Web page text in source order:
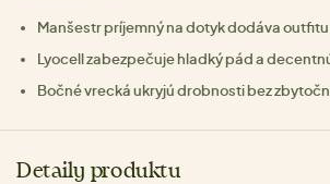
Manšestr príjemný na dotyk dodáva
Lyocell zabezpečuje hladký pád a
Bočné vrecká ukryjú drobnosti bez
Detaily produktu